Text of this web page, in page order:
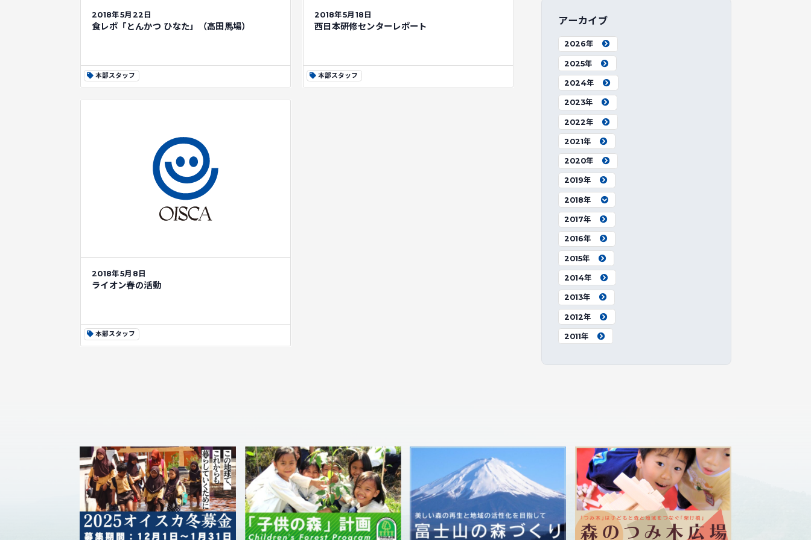
2018年5月22日
食レポ「とんかつ ひなた」（高田馬場）
本部スタッフ
2018年5月18日
西日本研修センターレポート
本部スタッフ
2018年5月8日
ライオン春の活動
本部スタッフ
アーカイブ
2026年
2025年
2024年
2023年
2022年
2021年
2020年
2019年
2018年
2017年
2016年
2015年
2014年
2013年
2012年
2011年